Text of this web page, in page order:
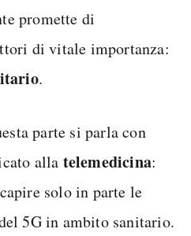
promette di
di vitale importanza:
.
parte si parla con
alla telemedicina:
solo in parte le
5G in ambito sanitario.